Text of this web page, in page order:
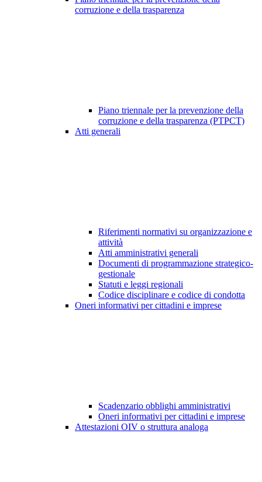
corruzione e della trasparenza
Piano triennale per la prevenzione della
corruzione e della trasparenza (PTPCT)
Atti generali
Riferimenti normativi su organizzazione e
attività
Atti amministrativi generali
Documenti di programmazione strategico-
gestionale
Statuti e leggi regionali
Codice disciplinare e codice di condotta
Oneri informativi per cittadini e imprese
Scadenzario obblighi amministrativi
Oneri informativi per cittadini e imprese
Attestazioni OIV o struttura analoga